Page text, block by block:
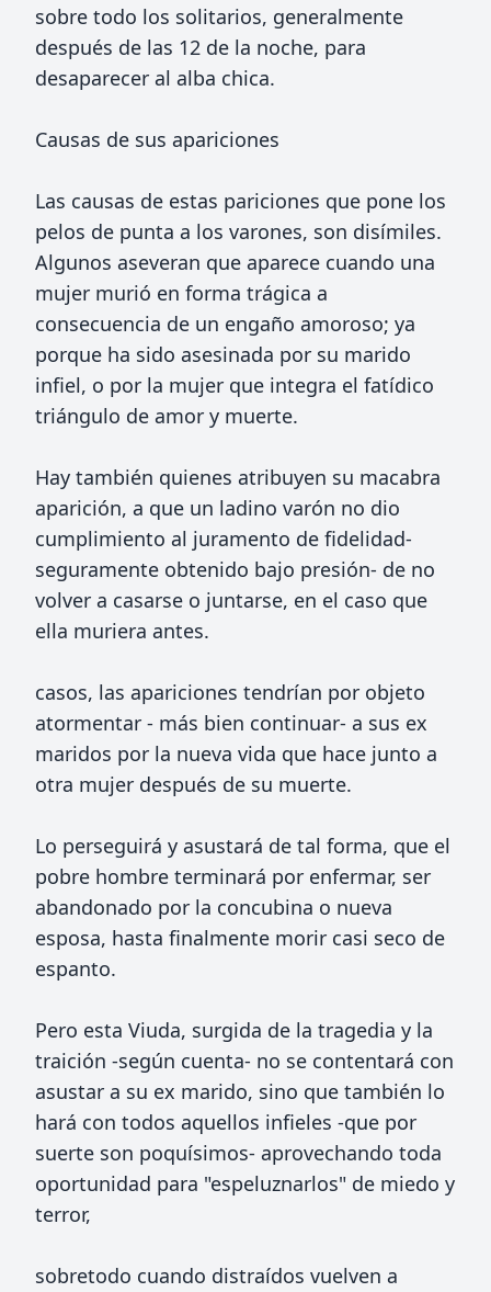
sobre todo los solitarios, generalmente
después de las 12 de la noche, para
desaparecer al alba chica.
Causas de sus apariciones
Las causas de estas pariciones que pone los
pelos de punta a los varones, son disímiles.
Algunos aseveran que aparece cuando una
mujer murió en forma trágica a
consecuencia de un engaño amoroso; ya
porque ha sido asesinada por su marido
infiel, o por la mujer que integra el fatídico
triángulo de amor y muerte.
Hay también quienes atribuyen su macabra
aparición, a que un ladino varón no dio
cumplimiento al juramento de fidelidad-
seguramente obtenido bajo presión- de no
volver a casarse o juntarse, en el caso que
ella muriera antes.
casos, las apariciones tendrían por objeto
atormentar - más bien continuar- a sus ex
maridos por la nueva vida que hace junto a
otra mujer después de su muerte.
Lo perseguirá y asustará de tal forma, que el
pobre hombre terminará por enfermar, ser
abandonado por la concubina o nueva
esposa, hasta finalmente morir casi seco de
espanto.
Pero esta Viuda, surgida de la tragedia y la
traición -según cuenta- no se contentará con
asustar a su ex marido, sino que también lo
hará con todos aquellos infieles -que por
suerte son poquísimos- aprovechando toda
oportunidad para "espeluznarlos" de miedo y
terror,
sobretodo cuando distraídos vuelven a